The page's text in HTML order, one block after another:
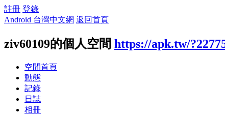
註冊 登錄
Android 台灣中文網 返回首頁
ziv60109的個人空間 https://apk.tw/
空間首頁
動態
記錄
日誌
相冊